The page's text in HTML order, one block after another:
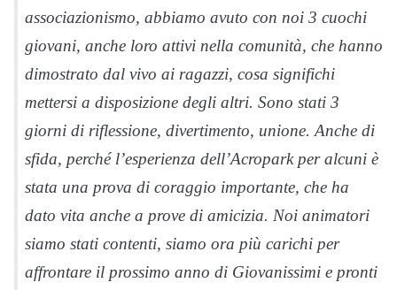
associazionismo, abbiamo avuto con noi 3 cuochi
giovani, anche loro attivi nella comunità, che hanno
dimostrato dal vivo ai ragazzi, cosa significhi
mettersi a disposizione degli altri. Sono stati 3
giorni di riflessione, divertimento, unione. Anche di
sfida, perché l’esperienza dell’Acropark per alcuni è
stata una prova di coraggio importante, che ha
dato vita anche a prove di amicizia. Noi animatori
siamo stati contenti, siamo ora più carichi per
affrontare il prossimo anno di Giovanissimi e pronti